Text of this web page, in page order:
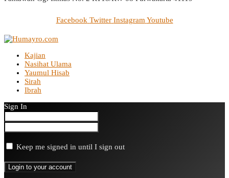
Facebook Twitter Instagram Youtube
Kajian
Nasihat Ulama
Yaumul Hisab
Sirah
Ibrah
Sign In
Keep me signed in until I sign out